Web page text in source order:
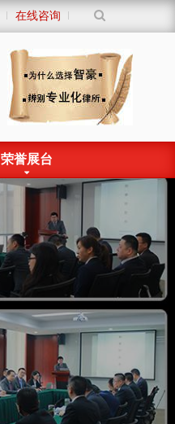
在线咨询
荣誉展台